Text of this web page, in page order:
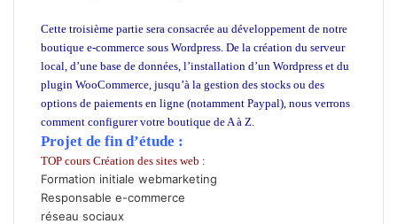
Cette troisième partie sera consacrée au développement de notre
boutique e-commerce sous Wordpress. De la création du serveur
local, d’une base de données, l’installation d’un Wordpress et du
plugin WooCommerce, jusqu’à la gestion des stocks ou des
options de paiements en ligne (notamment Paypal), nous verrons
comment configurer votre boutique de A à Z.
Projet de fin d’étude :
TOP cours Création des sites web :
Formation initiale webmarketing
Responsable e-commerce
réseau sociaux